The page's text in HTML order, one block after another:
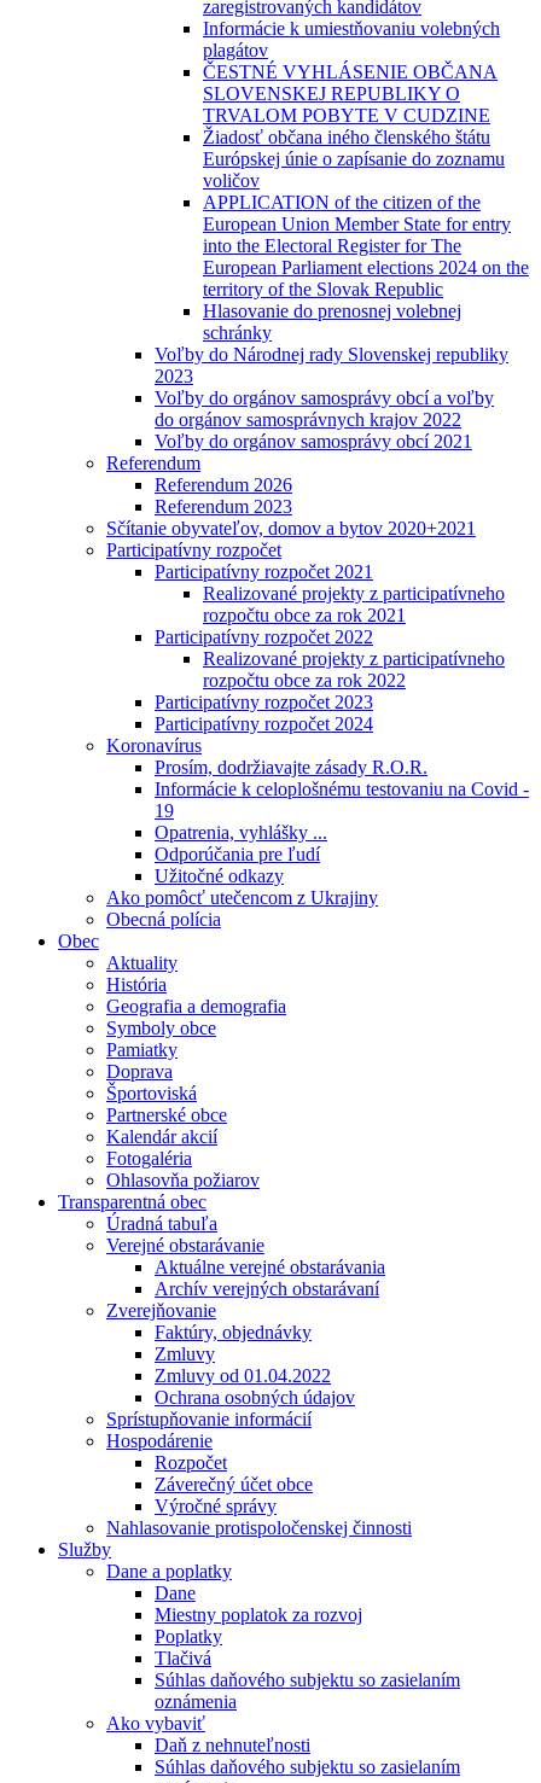
zaregistrovaných kandidátov
Informácie k umiestňovaniu volebných
plagátov
ČESTNÉ VYHLÁSENIE OBČANA
SLOVENSKEJ REPUBLIKY O
TRVALOM POBYTE V CUDZINE
Žiadosť občana iného členského štátu
Európskej únie o zapísanie do zoznamu
voličov
APPLICATION of the citizen of the
European Union Member State for entry
into the Electoral Register for The
European Parliament elections 2024 on the
territory of the Slovak Republic
Hlasovanie do prenosnej volebnej
schránky
Voľby do Národnej rady Slovenskej republiky
2023
Voľby do orgánov samosprávy obcí a voľby
do orgánov samosprávnych krajov 2022
Voľby do orgánov samosprávy obcí 2021
Referendum
Referendum 2026
Referendum 2023
Sčítanie obyvateľov, domov a bytov 2020+2021
Participatívny rozpočet
Participatívny rozpočet 2021
Realizované projekty z participatívneho
rozpočtu obce za rok 2021
Participatívny rozpočet 2022
Realizované projekty z participatívneho
rozpočtu obce za rok 2022
Participatívny rozpočet 2023
Participatívny rozpočet 2024
Koronavírus
Prosím, dodržiavajte zásady R.O.R.
Informácie k celoplošnému testovaniu na Covid -
19
Opatrenia, vyhlášky ...
Odporúčania pre ľudí
Užitočné odkazy
Ako pomôcť utečencom z Ukrajiny
Obecná polícia
Obec
Aktuality
História
Geografia a demografia
Symboly obce
Pamiatky
Doprava
Športoviská
Partnerské obce
Kalendár akcií
Fotogaléria
Ohlasovňa požiarov
Transparentná obec
Úradná tabuľa
Verejné obstarávanie
Aktuálne verejné obstarávania
Archív verejných obstarávaní
Zverejňovanie
Faktúry, objednávky
Zmluvy
Zmluvy od 01.04.2022
Ochrana osobných údajov
Sprístupňovanie informácií
Hospodárenie
Rozpočet
Záverečný účet obce
Výročné správy
Nahlasovanie protispoločenskej činnosti
Služby
Dane a poplatky
Dane
Miestny poplatok za rozvoj
Poplatky
Tlačivá
Súhlas daňového subjektu so zasielaním
oznámenia
Ako vybaviť
Daň z nehnuteľnosti
Súhlas daňového subjektu so zasielaním